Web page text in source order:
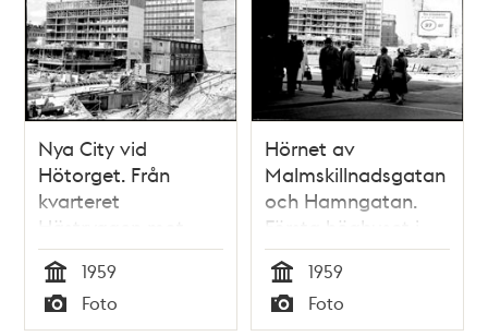
Nya City vid
Hötorget. Från
kvarteret
Hästryggen mot
första höghuset,
dåvarande
kvarteret
Tid
1959
Typ
Foto
Hörnet av
Malmskillnadsgatan
och Hamngatan.
Första höghuset i
fonden. Skylten i
kvarteret
Fyrmörsaren
Tid
1959
Typ
Foto